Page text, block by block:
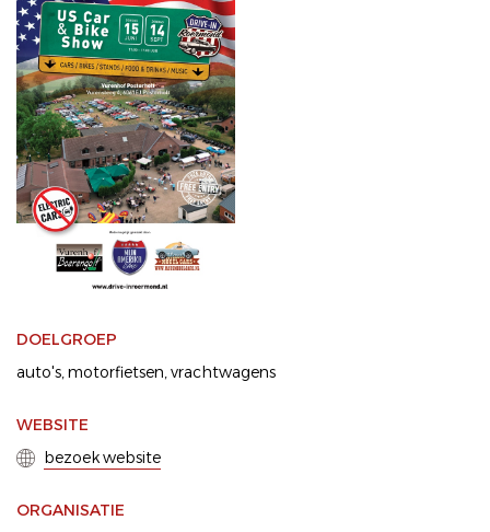
DOELGROEP
auto's motorfietsen vrachtwagens
WEBSITE
bezoek website
ORGANISATIE